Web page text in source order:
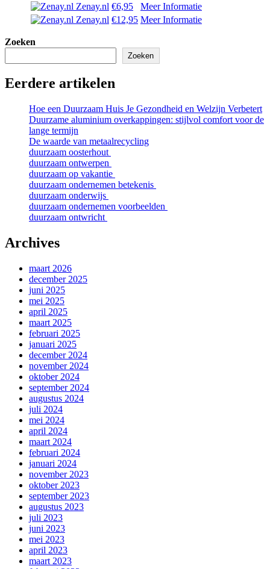
Zenay.nl €6,95
Meer Informatie
Zenay.nl €12,95 Meer Informatie
Zoeken
Zoeken
Eerdere artikelen
Hoe een Duurzaam Huis Je Gezondheid en Welzijn Verbetert
Duurzame aluminium overkappingen: stijlvol comfort voor de
lange termijn
De waarde van metaalrecycling
duurzaam oosterhout
duurzaam ontwerpen
duurzaam op vakantie
duurzaam ondernemen betekenis
duurzaam onderwijs
duurzaam ondernemen voorbeelden
duurzaam ontwricht
Archives
maart 2026
december 2025
juni 2025
mei 2025
april 2025
maart 2025
februari 2025
januari 2025
december 2024
november 2024
oktober 2024
september 2024
augustus 2024
juli 2024
mei 2024
april 2024
maart 2024
februari 2024
januari 2024
november 2023
oktober 2023
september 2023
augustus 2023
juli 2023
juni 2023
mei 2023
april 2023
maart 2023